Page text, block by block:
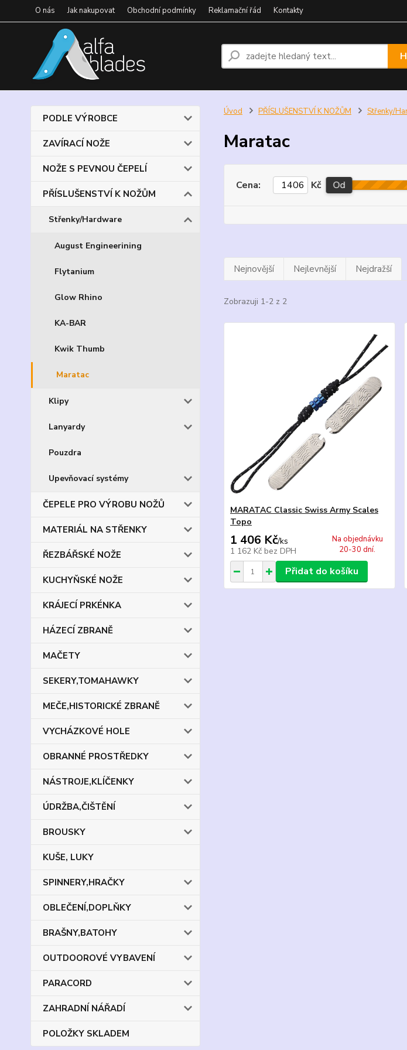
O nás Jak nakupovat Obchodní podmínky Reklamační řád Kontakty
PODLE VÝROBCE
ZAVÍRACÍ NOŽE
NOŽE S PEVNOU ČEPELÍ
PŘÍSLUŠENSTVÍ K NOŽŮM
Střenky/Hardware
August Engineerining
Flytanium
Glow Rhino
KA-BAR
Kwik Thumb
Maratac
Klipy
Lanyardy
Pouzdra
Upevňovací systémy
ČEPELE PRO VÝROBU NOŽŮ
MATERIÁL NA STŘENKY
ŘEZBÁŘSKÉ NOŽE
KUCHYŇSKÉ NOŽE
KRÁJECÍ PRKÉNKA
HÁZECÍ ZBRANĚ
MAČETY
SEKERY,TOMAHAWKY
MEČE,HISTORICKÉ ZBRANĚ
VYCHÁZKOVÉ HOLE
OBRANNÉ PROSTŘEDKY
NÁSTROJE,KLÍČENKY
ÚDRŽBA,ČIŠTĚNÍ
BROUSKY
KUŠE, LUKY
SPINNERY,HRAČKY
OBLEČENÍ,DOPLŇKY
BRAŠNY,BATOHY
OUTDOOROVÉ VYBAVENÍ
PARACORD
ZAHRADNÍ NÁŘADÍ
POLOŽKY SKLADEM
Úvod PŘÍSLUŠENSTVÍ K NOŽŮM Střenky/
Maratac
Cena: Kč Od
Nejnovější Nejlevnější Nejdražší
Zobrazuji 1-2 z 2
MARATAC Classic Swiss Army Scales
Topo
1 406 Kč/ks
1 162 Kč bez DPH
Na objednávku
20-30 dní.
Přidat do košíku